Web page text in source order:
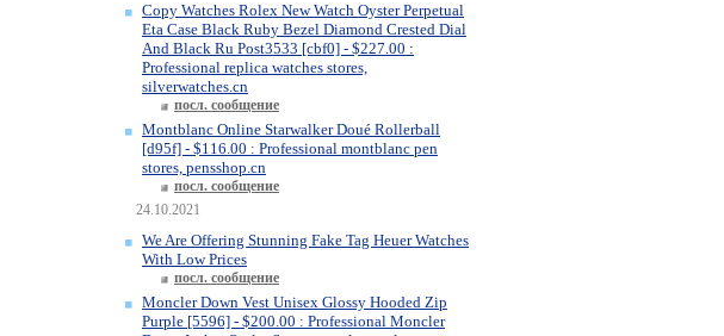
Copy Watches Rolex New Watch Oyster Perpetual
Eta Case Black Ruby Bezel Diamond Crested Dial
And Black Ru Post3533 [cbf0] - $227.00 :
Professional replica watches stores,
silverwatches.cn
посл. сообщение
Montblanc Online Starwalker Doué Rollerball
[d95f] - $116.00 : Professional montblanc pen
stores, pensshop.cn
посл. сообщение
24.10.2021
We Are Offering Stunning Fake Tag Heuer Watches
With Low Prices
посл. сообщение
Moncler Down Vest Unisex Glossy Hooded Zip
Purple [5596] - $200.00 : Professional Moncler